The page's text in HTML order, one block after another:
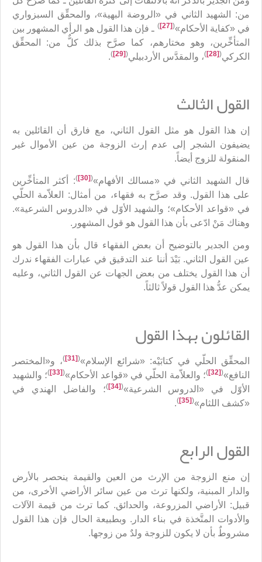
من: الشهيد الثاني في «الروضة البهية»، والمحقِّق السبزواري
في «كفاية الأحكام»(
[27]
) ـ فإن هذا القول هو الرأي المشهور بين
المتأخِّرين، وهو مختارهم، كما صرَّح بذلك كلٌّ من: المحقِّق
الكركي(
[28]
)، والمقدَّس الأردبيلي(
[29]
)
.
القول الثالث
إن هذا القول هو مثل القول الثاني، مع فارق أن القائلين به
يضيفون الشجر إلى عدم إرث الزوجة من عين الأموال غير
المنقولة للزوج أيضاً.
قال الشهيد الثاني في «مسالك الأفهام»(
[30]
): أكثر المتأخِّرين
على هذا القول. وقد صرَّح به فقهاء، من أمثال: العلاّمة الحلّي
في «قواعد الأحكام»؛ والشهيد الأوّل في «الدروس الشرعية».
وهناك مَنْ ادّعى بأن هذا القول هو قول المشهور.
ومن الجدير بالتوضيح أن بعض الفقهاء قال بأن هذا القول هو
عين القول الثاني. بَيْدَ أننا عند التدقيق في عبارات الفقهاء ندرك
أن هذا القول يختلف من بعض الجهات عن القول الثاني، وعليه
يمكن عدُّ هذا القول قولاً ثالثاً.
القائلون بهذا القول
المحقِّق الحلّي في كتابَيْه: «شرائع الإسلام»(
[31]
)، و«المختصر
النافع»(
[32]
)؛ والعلاّمة الحلّي في «قواعد الأحكام»(
[33]
)؛ والشهيد
الأوّل في «الدروس الشرعية»(
[34]
)؛ والفاضل الهندي في
«كشف اللثام»(
[35]
)
.
القول الرابع
إن منع الزوجة من الإرث من العين والقيمة ينحصر بالأرض
والدار المبنية، ولكنها ترث من عين سائر الأراضي الأخرى، من
قبيل: الأراضي المزروعة، والحدائق. كما ترث من قيمة الآلات
والأدوات المتَّخذة في بناء الدار. وبطبيعة الحال فإن هذا القول
مشروطٌ بأن لا يكون للزوجة ولدٌ من زوجها.